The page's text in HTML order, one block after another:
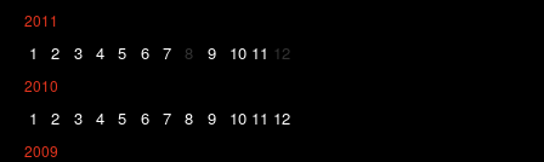
2011
1 2 3 4 5 6 7 8 9 10 11 12
2010
1 2 3 4 5 6 7 8 9 10 11 12
2009